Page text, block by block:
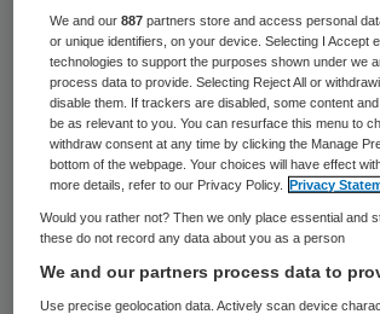
van PFZW-deelnemers in 2020
kleiner geworden. Minister
(Sociale Zaken) heeft gisteren
overleg met de Tweede
hij “serieus wil kijken” naar een
Koolmees “wil onderzoeken wat
nodig is om eventuele
voorkomen”, aldus een
We and our887 partners store and access personal
or unique identifiers, on your device. Selecting I Accept
technologies to support the purposes shown under we
process data to provide. Selecting Reject All or
disable them. If trackers are disabled, some content
be as relevant to you. You can resurface this menu to
withdraw consent at any time by clicking the Manage
bottom of the webpage. Your choices will have effect
more details, refer to our Privacy Policy.
Privacy
Would you rather not? Then we only place essential and
these do not record any data about you as a person
We and our partners process data to
Use precise geolocation data. Actively scan device